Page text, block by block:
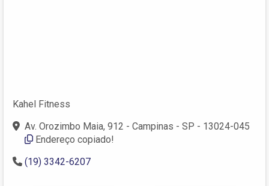
Kahel Fitness
Av. Orozimbo Maia, 912 - Campinas - SP - 13024-045
Endereço copiado!
(19) 3342-6207